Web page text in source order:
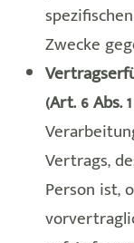
Zwecke
(Art. 6 Abs.
Vertrags,
Person ist,